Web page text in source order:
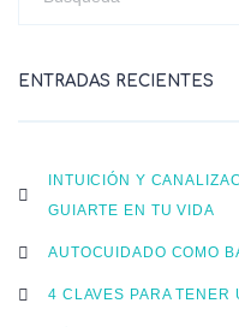
ENTRADAS RECIENTES
INTUICIÓN Y
GUIARTE EN TU VIDA
AUTOCUIDADO COMO
4 CLAVES PARA TENER